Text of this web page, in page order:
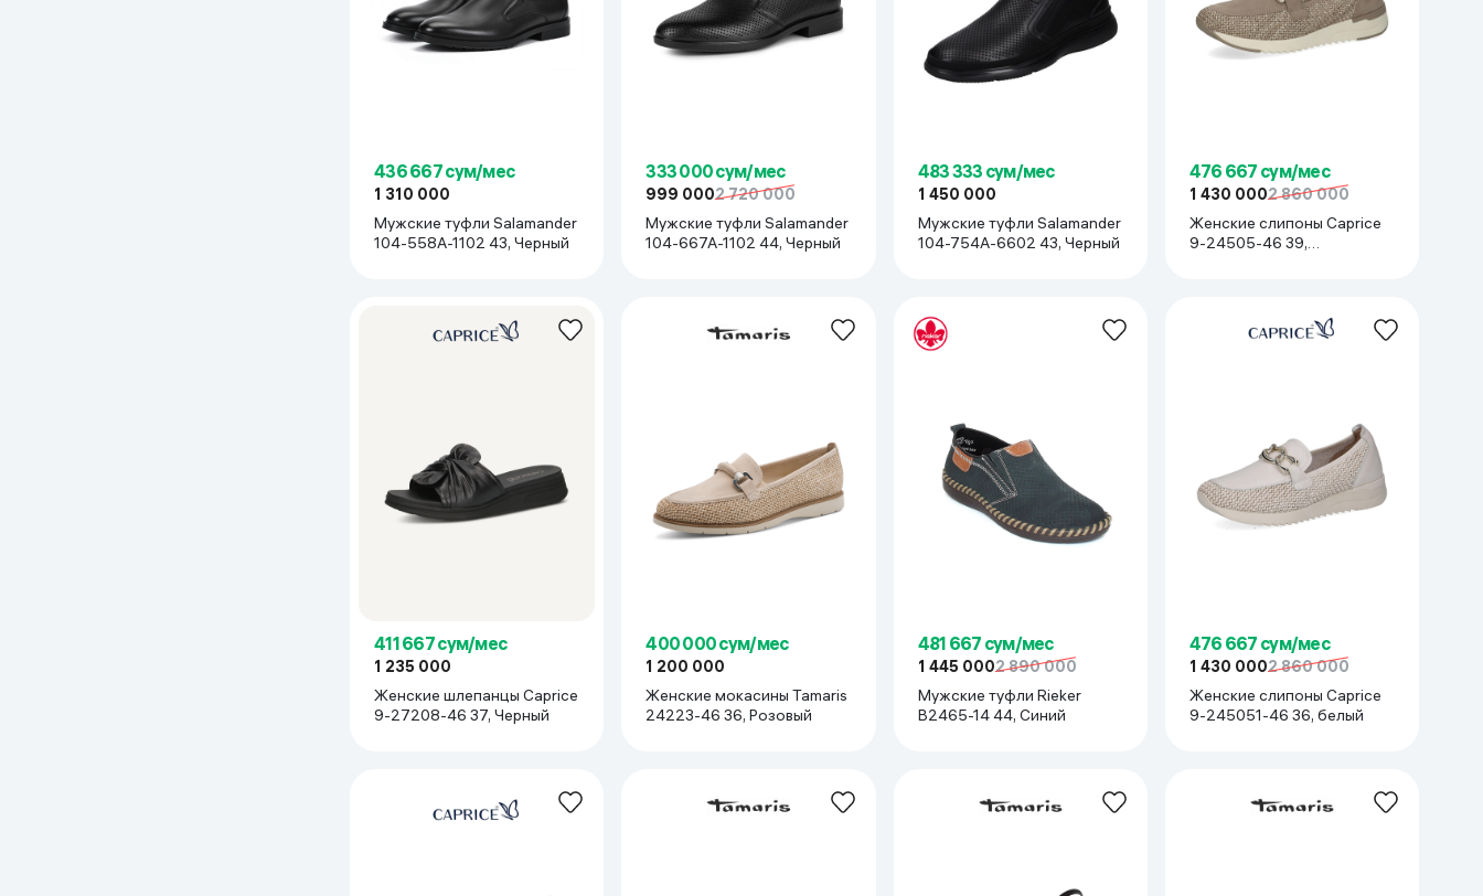
436 667 сум/мес
1 310 000
Мужские туфли Salamander
104-558A-1102 43, Черный
333 000 сум/мес
999 0002 720 000
Мужские туфли Salamander
104-667A-1102 44, Черный
483 333 сум/мес
1 450 000
Мужские туфли Salamander
104-754A-6602 43, Черный
476 667 сум/мес
1 430 0002 860 000
Женские слипоны Caprice
9-24505-46 39,
411 667 сум/мес
1 235 000
Женские шлепанцы Caprice
9-27208-46 37, Черный
400 000 сум/мес
1 200 000
Женские мокасины Tamaris
24223-46 36, Розовый
481 667 сум/мес
1 445 0002 890 000
Мужские туфли Rieker
B2465-14 44, Синий
476 667 сум/мес
1 430 0002 860 000
Женские слипоны Caprice
9-245051-46 36, белый